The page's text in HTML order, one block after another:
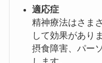
適応症
精神療法はさま
して効果があり
摂食障害、パー